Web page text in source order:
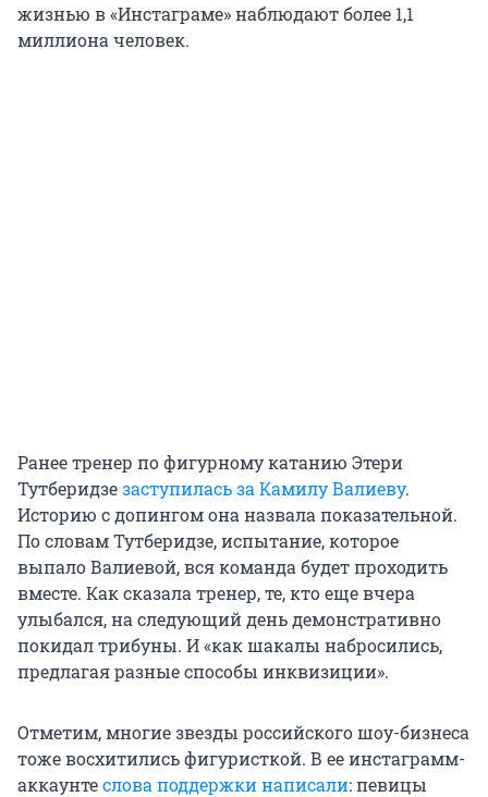
жизнью в «Инстаграме» наблюдают более 1,1
миллиона человек.
Ранее тренер по фигурному катанию Этери
Тутберидзезаступилась за Камилу Валиеву.
Историю с допингом она назвала показательной.
По словам Тутберидзе, испытание, которое
выпало Валиевой, вся команда будет проходить
вместе. Как сказала тренер, те, кто еще вчера
улыбался, на следующий день демонстративно
покидал трибуны. И «как шакалы набросились,
предлагая разные способы инквизиции».
Отметим, многие звезды российского шоу-бизнеса
тоже восхитились фигуристкой. В ее инстаграмм-
аккаунтеслова поддержки написали: певицы